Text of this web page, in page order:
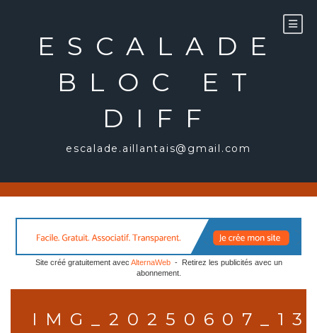
ESCALADE
BLOC ET
DIFF
escalade.aillantais@gmail.com
Site créé gratuitement avec AlternaWeb- Retirez les publicités avec un
abonnement.